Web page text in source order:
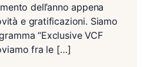
dell’anno appena
e gratificazioni. Siamo
“Exclusive VCF
fra le […]